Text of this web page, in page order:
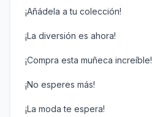
¡Añádela a tu colección!
¡La diversión es ahora!
¡Compra esta muñeca increíble!
¡No esperes más!
¡La moda te espera!